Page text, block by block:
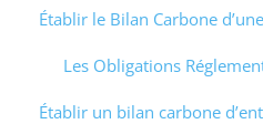
Établir le Bilan Carbone
Les Obligations
Établir un bilan carbone